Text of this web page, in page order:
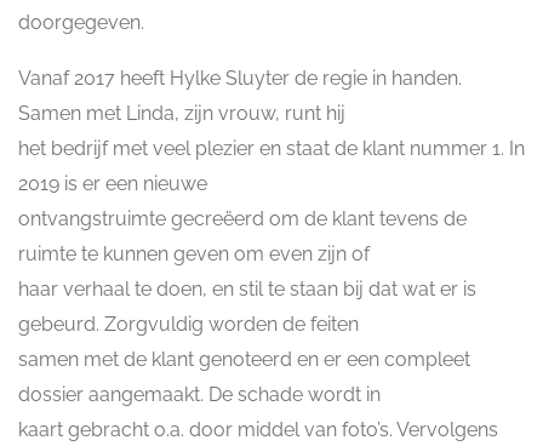
doorgegeven.
Vanaf 2017 heeft Hylke Sluyter de regie in handen.
Samen met Linda, zijn vrouw, runt hij
het bedrijf met veel plezier en staat de klant nummer 1. In
2019 is er een nieuwe
ontvangstruimte gecreëerd om de klant tevens de
ruimte te kunnen geven om even zijn of
haar verhaal te doen, en stil te staan bij dat wat er is
gebeurd. Zorgvuldig worden de feiten
samen met de klant genoteerd en er een compleet
dossier aangemaakt. De schade wordt in
kaart gebracht o.a. door middel van foto’s. Vervolgens